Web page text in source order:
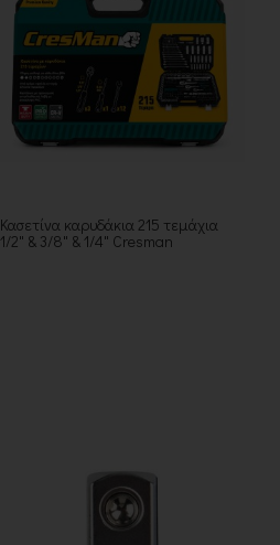
Κασετίνα καρυδάκια 215 τεμάχια
1/2" & 3/8" & 1/4" Cresman